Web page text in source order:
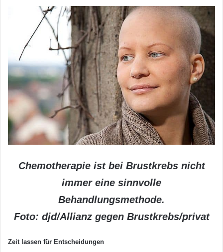
Chemotherapie ist bei Brustkrebs nicht
immer eine sinnvolle
Behandlungsmethode.
Foto: djd/Allianz gegen Brustkrebs/privat
Zeit lassen für Entscheidungen